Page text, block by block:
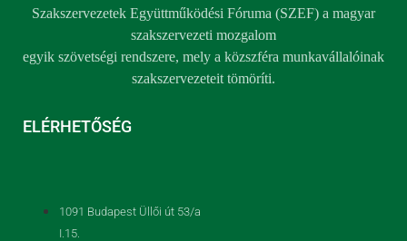
Szakszervezetek Együttműködési Fóruma (SZEF) a magyar
szakszervezeti mozgalom
egyik szövetségi rendszere, mely a közszféra munkavállalóinak
szakszervezeteit tömöríti.
ELÉRHETŐSÉG
1091 Budapest Üllői út 53/a
I.15.